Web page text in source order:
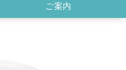
ご案内